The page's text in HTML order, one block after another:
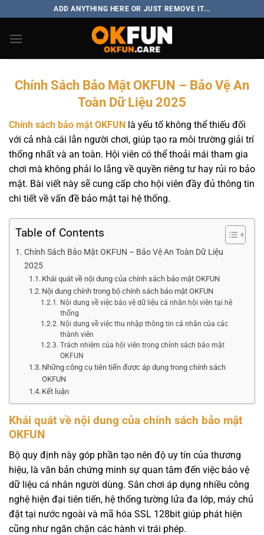
ADD ANYTHING HERE OR JUST REMOVE IT...
Chính Sách Bảo Mật OKFUN – Bảo Vệ An
Toàn Dữ Liệu 2025
Chính sách bảo mật OKFUN là yếu tố không thể thiếu đối
với cả nhà cái lẫn người chơi, giúp tạo ra môi trường giải trí
thống nhất và an toàn. Hội viên có thể thoải mái tham gia
chơi mà không phải lo lắng về quyền riêng tư hay rủi ro bảo
mật. Bài viết này sẽ cung cấp cho hội viên đầy đủ thông tin
chi tiết về vấn đề bảo mật tại hệ thống.
Table of Contents
Chính Sách Bảo Mật OKFUN – Bảo Vệ An Toàn Dữ Liệu
2025
Khái quát về nội dung của chính sách bảo mật OKFUN
Nội dung chính trong bộ chính sách bảo mật OKFUN
Nội dung về việc bảo vệ dữ liệu cá nhân hội viên tại hệ
thống
Nội dung về việc thu nhập thông tin cá nhân của các
thành viên
Trách nhiệm của hội viên trong chính sách bảo mật
OKFUN
Những công cụ tiên tiến được áp dụng trong chính sách
OKFUN
Kết luận
Khái quát về nội dung của chính sách bảo mật
OKFUN
Bộ quy định này góp phần tạo nên độ uy tín của thương
hiệu, là văn bản chứng minh sự quan tâm đến việc bảo vệ
dữ liệu cá nhân người dùng. Sân chơi áp dụng nhiều công
nghệ hiện đại tiên tiến, hệ thống tường lửa đa lớp, máy chủ
đặt tại nước ngoài và mã hóa SSL 128bit giúp phát hiện
cũng như ngăn chặn các hành vi trái phép.